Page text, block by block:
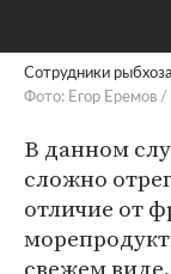
Сотрудники
Фото: Егор Еремов
В данном
сложно
отличие от